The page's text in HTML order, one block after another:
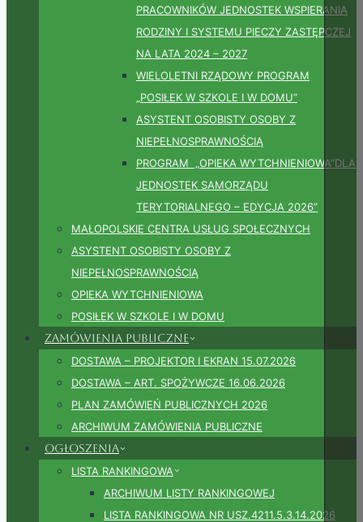
PRACOWNIKÓW JEDNOSTEK WSPIERANIA
RODZINY I SYSTEMU PIECZY ZASTĘPCZEJ
NA LATA 2024 – 2027
WIELOLETNI RZĄDOWY PROGRAM
„POSIŁEK W SZKOLE I W DOMU”
ASYSTENT OSOBISTY OSOBY Z
NIEPEŁNOSPRAWNOŚCIĄ
PROGRAM „OPIEKA WYTCHNIENIOWA”DLA
JEDNOSTEK SAMORZĄDU
TERYTORIALNEGO – EDYCJA 2026”
MAŁOPOLSKIE CENTRA USŁUG SPOŁECZNYCH
ASYSTENT OSOBISTY OSOBY Z
NIEPEŁNOSPRAWNOŚCIĄ
OPIEKA WYTCHNIENIOWA
POSIŁEK W SZKOLE I W DOMU
Zamówienia publiczne
DOSTAWA – PROJEKTOR I EKRAN 15.07.2026
DOSTAWA – ART. SPOŻYWCZE 16.06.2026
PLAN ZAMÓWIEŃ PUBLICZNYCH 2026
ARCHIWUM ZAMÓWIENIA PUBLICZNE
Ogłoszenia
LISTA RANKINGOWA
ARCHIWUM LISTY RANKINGOWEJ
LISTA RANKINGOWA NR USZ.4211.5.3.14.2026